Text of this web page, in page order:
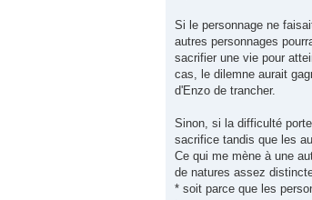
Si le personnage ne
autres personnages
sacrifier une vie pour
cas, le dilemne aurait
d'Enzo de trancher.
Sinon, si la difficulté
sacrifice tandis que les
Ce qui me mène à une
de natures assez
* soit parce que les